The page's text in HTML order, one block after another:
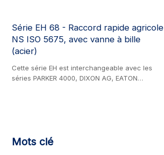
Série EH 68 - Raccord rapide agricole
NS ISO 5675, avec vanne à bille
(acier)
Cette série EH est interchangeable avec les
séries PARKER 4000, DIXON AG, EATON
norme ISO 7241-A (corps de 1/2" uniquement).
Mots clé